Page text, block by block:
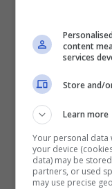
In un post
Francesco
dell’istituto
content
services
Store and/
Learn more
Your personal
your device
data) may be
partners, or used
may use precise